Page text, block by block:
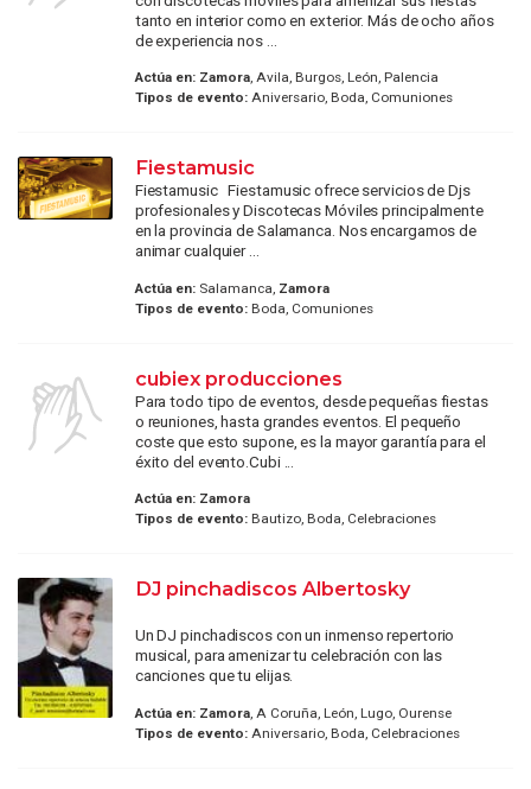
tanto en interior como en exterior. Más de ocho años
de experiencia nos ...
Actúa en: Zamora, Avila, Burgos, León, Palencia
Tipos de evento:Aniversario, Boda, Comuniones
Fiestamusic
Fiestamusic Fiestamusic ofrece servicios de Djs
profesionales y Discotecas Móviles principalmente
en la provincia de Salamanca. Nos encargamos de
animar cualquier ...
Actúa en:Salamanca, Zamora
Tipos de evento:Boda, Comuniones
cubiex producciones
Para todo tipo de eventos, desde pequeñas fiestas
o reuniones, hasta grandes eventos. El pequeño
coste que esto supone, es la mayor garantía para el
éxito del evento.Cubi ...
Actúa en: Zamora
Tipos de evento:Bautizo, Boda, Celebraciones
DJ pinchadiscos Albertosky
Un DJ pinchadiscos con un inmenso repertorio
musical, para amenizar tu celebración con las
canciones que tu elijas.
Actúa en: Zamora, A Coruña, León, Lugo, Ourense
Tipos de evento:Aniversario, Boda, Celebraciones